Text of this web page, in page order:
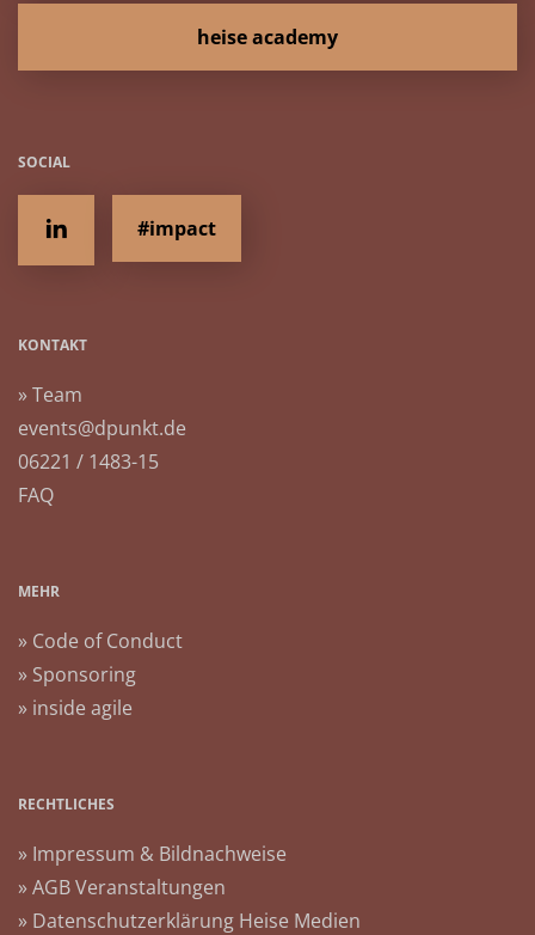
heise academy
SOCIAL
#impact
KONTAKT
» Team
events@dpunkt.de
06221 / 1483-15
FAQ
MEHR
» Code of Conduct
» Sponsoring
» inside agile
RECHTLICHES
» Impressum & Bildnachweise
» AGB Veranstaltungen
» Datenschutzerklärung Heise Medien